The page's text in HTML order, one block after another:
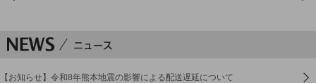
【お知らせ】令和8年熊本地震の影響による配送遅延について